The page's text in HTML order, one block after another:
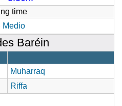
time
Medio
Baréin
Muharraq
Riffa